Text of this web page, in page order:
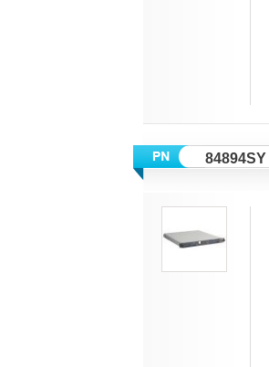
84894SY